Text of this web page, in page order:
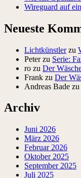
Wireguard auf
Neueste
Lichtkünstlerzu
Peterzu Serie:
ro zu Der
Frank zu Der
Andreas Bade zu
Archiv
Juni 2026
März 2026
Februar 2026
Oktober 2025
September 2025
Juli 2025